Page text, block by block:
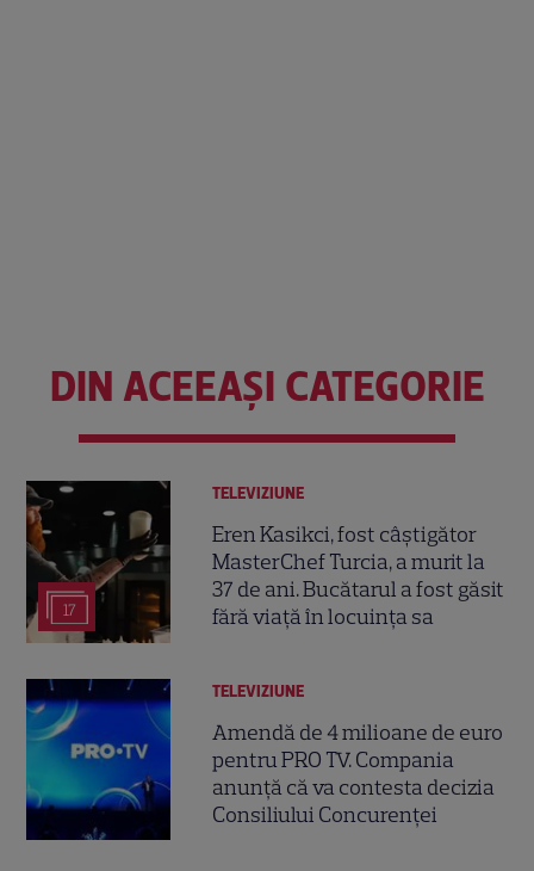
DIN ACEEAȘI CATEGORIE
17
TELEVIZIUNE
Eren Kasikci, fost câștigător
MasterChef Turcia, a murit la
37 de ani. Bucătarul a fost găsit
fără viață în locuința sa
TELEVIZIUNE
Amendă de 4 milioane de euro
pentru PRO TV. Compania
anunță că va contesta decizia
Consiliului Concurenței